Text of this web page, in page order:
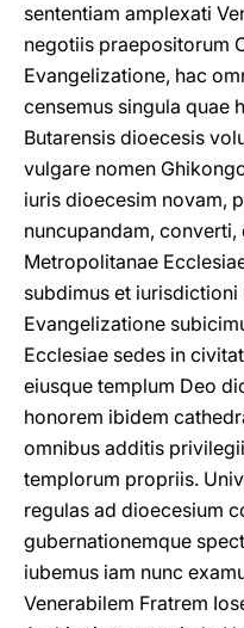
sententiam amplexati
negotiis praepositorum
Evangelizatione, hac
censemus singula quae
Butarensis dioecesis
vulgare nomen
iuris dioecesim novam,
nuncupandam, converti,
Metropolitanae
subdimus et
Evangelizatione
Ecclesiae sedes in
eiusque templum Deo
honorem ibidem
omnibus additis
templorum propriis.
regulas ad dioecesium
gubernationemque
iubemus iam nunc
Venerabilem Fratrem